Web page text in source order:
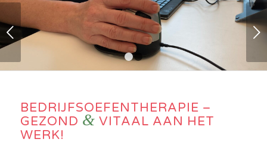
1
BEDRIJFSOEFENTHERAPIE –
GEZOND & VITAAL AAN HET
WERK!